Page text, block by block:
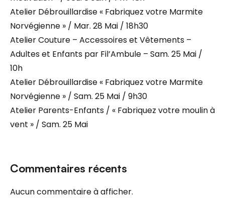
Atelier Débrouillardise « Fabriquez votre Marmite
Norvégienne » / Mar. 28 Mai / 18h30
Atelier Couture – Accessoires et Vêtements –
Adultes et Enfants par Fil’Ambule – Sam. 25 Mai /
10h
Atelier Débrouillardise « Fabriquez votre Marmite
Norvégienne » / Sam. 25 Mai / 9h30
Atelier Parents-Enfants / « Fabriquez votre moulin à
vent » / Sam. 25 Mai
Commentaires récents
Aucun commentaire à afficher.